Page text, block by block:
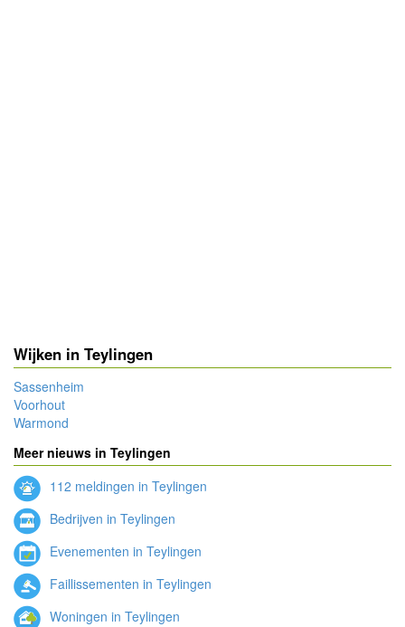
Wijken in Teylingen
Sassenheim
Voorhout
Warmond
Meer nieuws in Teylingen
112 meldingen in Teylingen
Bedrijven in Teylingen
Evenementen in Teylingen
Faillissementen in Teylingen
Woningen in Teylingen